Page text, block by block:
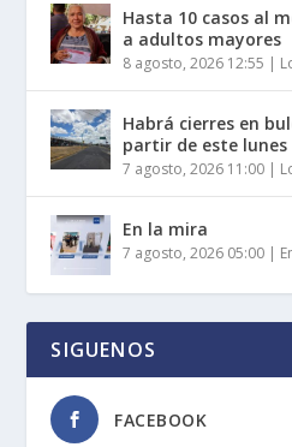
Hasta 10 casos al
a adultos mayores
8 agosto, 2026 12:55 |
Habrá cierres en
partir de este lunes
7 agosto, 2026 11:00 |
En la mira
7 agosto, 2026 05:00 |
SIGUENOS
FACEBOOK